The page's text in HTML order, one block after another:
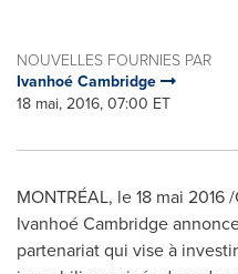
NOUVELLES FOURNIES PAR
Ivanhoé Cambridge
18 mai, 2016, 07:00 ET
MONTRÉAL, le 18 mai
IvanhoéCambridge
partenariat qui vise à